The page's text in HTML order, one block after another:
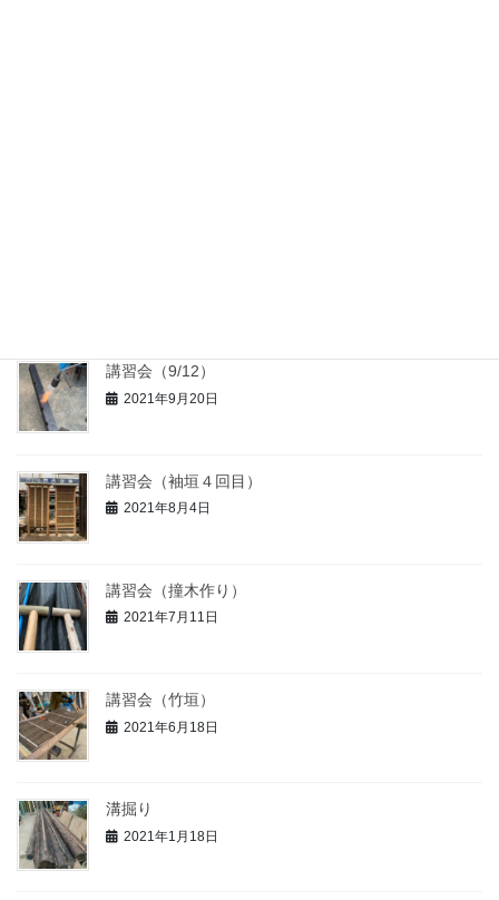
講習会（9/12）
2021年9月20日
講習会（袖垣４回目）
2021年8月4日
講習会（撞木作り）
2021年7月11日
講習会（竹垣）
2021年6月18日
溝掘り
2021年1月18日